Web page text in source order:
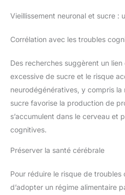
Vieillissement neuronal et sucre :
Corrélation avec les troubles
Des recherches suggèrent un
excessive de sucre et le risque
neurodégénératives, y compris la
sucre favorise la production de
s’accumulent dans le cerveau et
cognitives.
Préserver la santé cérébrale
Pour réduire le risque de
d’adopter un régime alimentaire